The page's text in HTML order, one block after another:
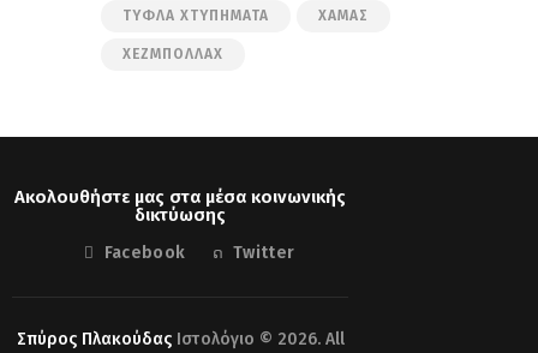
ΤΥΦΛΆ ΧΤΥΠΉΜΑΤΑ ΧΑΜΆΣ
ΧΕΖΜΠΟΛΛΆΧ
Ακολουθήστε μας στα μέσα κοινωνικής
δικτύωσης
Facebook Twitter
Σπύρος ΠλακούδαςΙστολόγιο © 2026. All